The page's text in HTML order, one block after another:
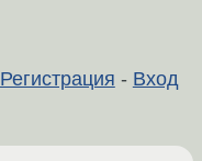
Регистрация - Вход